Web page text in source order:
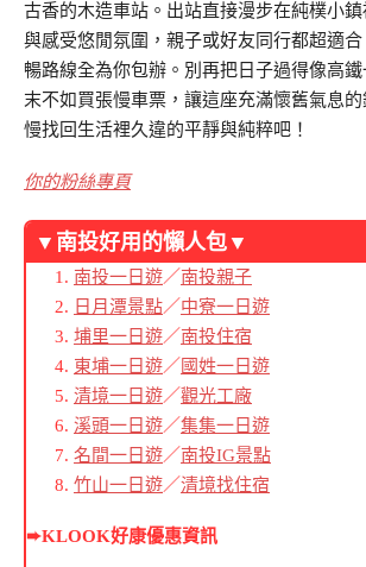
古香的木造車站。出站直接漫步在純樸小
與感受悠閒氛圍，親子或好友同行都超適
暢路線全為你包辦。別再把日子過得像高
末不如買張慢車票，讓這座充滿懷舊氣息
慢找回生活裡久違的平靜與純粹吧！
你的粉絲專頁
▼南投好用的懶人包▼
南投一日遊／南投親子
日月潭景點／中寮一日遊
埔里一日遊／南投住宿
東埔一日遊／國姓一日遊
清境一日遊／觀光工廠
溪頭一日遊／集集一日遊
名間一日遊／南投IG景點
竹山一日遊／清境找住宿
➨KLOOK好康優惠資訊